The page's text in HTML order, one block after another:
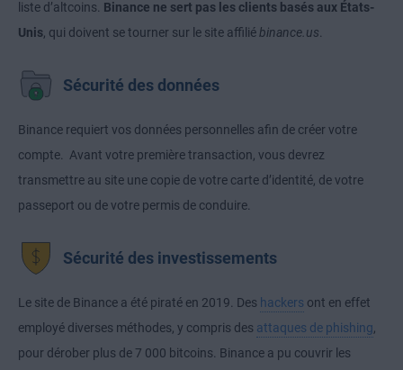
liste d’altcoins. Binance ne sert pas les clients basés aux États-
Unis, qui doivent se tourner sur le site affiliébinance.us.
Sécurité des données
Binance requiert vos données personnelles afin de créer votre
compte. Avant votre première transaction, vous devrez
transmettre au site une copie de votre carte d’identité, de votre
passeport ou de votre permis de conduire.
Sécurité des investissements
Le site de Binance a été piraté en 2019. Des hackers ont en effet
employé diverses méthodes, y compris des attaques de phishing,
pour dérober plus de 7 000 bitcoins. Binance a pu couvrir les